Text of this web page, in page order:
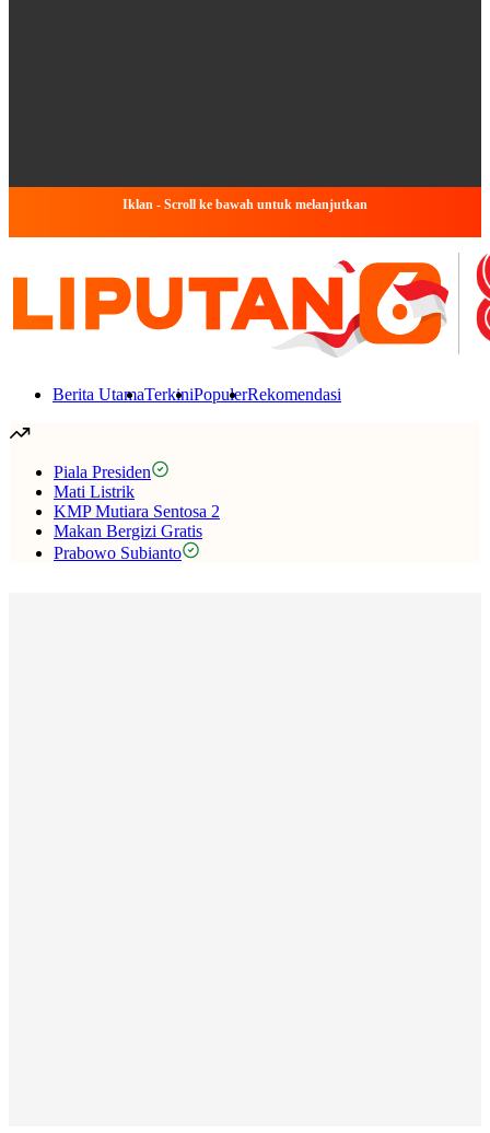
Iklan - Scroll ke bawah untuk melanjutkan
Berita UtamaTerkiniPopulerRekomendasi
Piala Presiden
Mati Listrik
KMP Mutiara Sentosa 2
Makan Bergizi Gratis
Prabowo Subianto